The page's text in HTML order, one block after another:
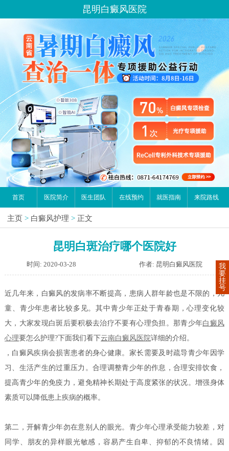
昆明白癜风医院
首页 医院简介 医生团队 在线预约 就医指南 来院路线
主页 > 白癜风护理 > 正文
昆明白斑治疗哪个医院好
时间: 2020-03-28 作者: 昆明白癜风医院
近几年来，白癜风的发病率不断提高，患病人群年龄也是不限的，儿
童、青少年患者比较多见。其中青少年正处于青春期，心理变化较
大，大家发现白斑后要积极去治疗不要有心理负担。那青少年白癜风
心理要怎么护理?下面我们看下云南白癜风医院详细的介绍。
，白癜风疾病会损害患者的身心健康。家长需要及时疏导青少年因学
习、生活产生的过重压力。合理调整青少年的作息，合理安排饮食，
提高青少年的免疫力，避免精神长期处于高度紧张的状况。增强身体
素质可以降低患上疾病的概率。
第二，开解青少年勿在意别人的眼光。青少年心理承受能力较差，对
同学、朋友的异样眼光敏感，容易产生自卑、抑郁的不良情绪。因
我
要
挂
号